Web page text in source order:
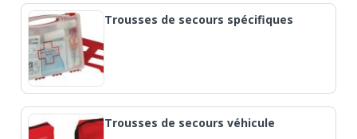
Trousses de secours spécifiques
Trousses de secours véhicule